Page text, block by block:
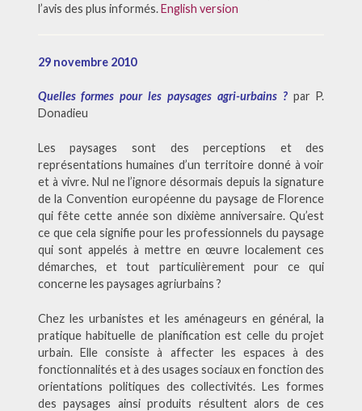
l’avis des plus informés. English version
29 novembre 2010
Quelles formes pour les paysages agri-urbains ?par P.
Donadieu
Les paysages sont des perceptions et des
représentations humaines d’un territoire donné à voir
et à vivre. Nul ne l’ignore désormais depuis la signature
de la Convention européenne du paysage de Florence
qui fête cette année son dixième anniversaire. Qu’est
ce que cela signifie pour les professionnels du paysage
qui sont appelés à mettre en œuvre localement ces
démarches, et tout particulièrement pour ce qui
concerne les paysages agriurbains ?
Chez les urbanistes et les aménageurs en général, la
pratique habituelle de planification est celle du projet
urbain. Elle consiste à affecter les espaces à des
fonctionnalités et à des usages sociaux en fonction des
orientations politiques des collectivités. Les formes
des paysages ainsi produits résultent alors de ces